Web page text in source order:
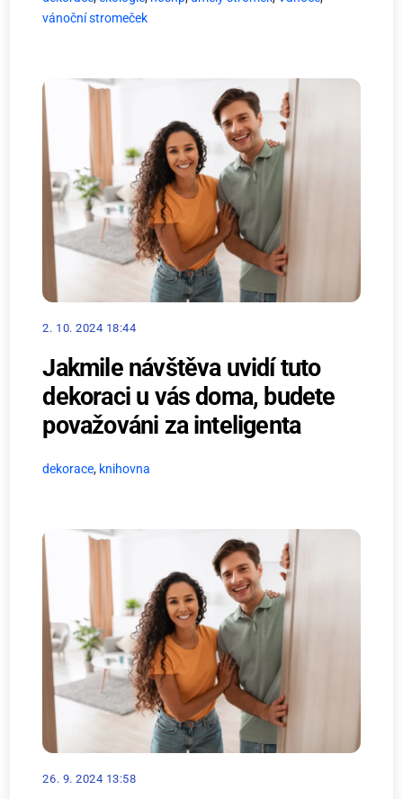
vánoční stromeček
2. 10. 2024 18:44
Jakmile návštěva uvidí tuto
dekoraci u vás doma, budete
považováni za inteligenta
dekorace, knihovna
26. 9. 2024 13:58